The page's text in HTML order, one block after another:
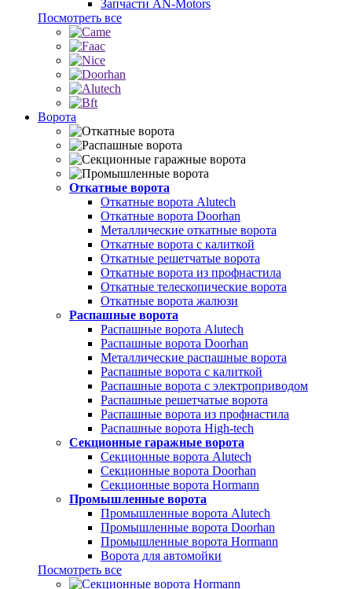
Запчасти AN-Motors
Посмотреть все
Ворота
Откатные ворота
Откатные ворота Alutech
Откатные ворота Doorhan
Металлические откатные ворота
Откатные ворота с калиткой
Откатные решетчатые ворота
Откатные ворота из профнастила
Откатные телескопические ворота
Откатные ворота жалюзи
Распашные ворота
Распашные ворота Alutech
Распашные ворота Doorhan
Металлические распашные ворота
Распашные ворота с калиткой
Распашные ворота с электроприводом
Распашные решетчатые ворота
Распашные ворота из профнастила
Распашные ворота High-tech
Секционные гаражные ворота
Секционные ворота Alutech
Секционные ворота Doorhan
Секционные ворота Hormann
Промышленные ворота
Промышленные ворота Alutech
Промышленные ворота Doorhan
Промышленные ворота Hormann
Ворота для автомойки
Посмотреть все